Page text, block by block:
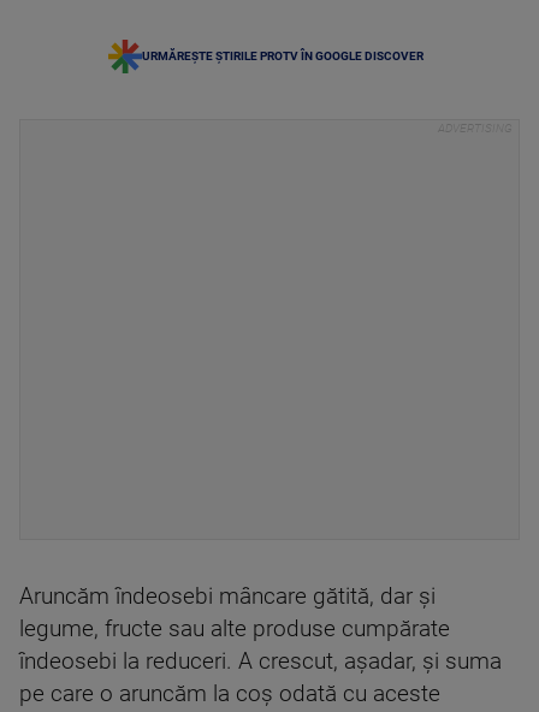
URMĂREȘTE ȘTIRILE PROTV ÎN GOOGLE DISCOVER
Aruncăm îndeosebi mâncare gătită, dar și
legume, fructe sau alte produse cumpărate
îndeosebi la reduceri. A crescut, așadar, și suma
pe care o aruncăm la coș odată cu aceste